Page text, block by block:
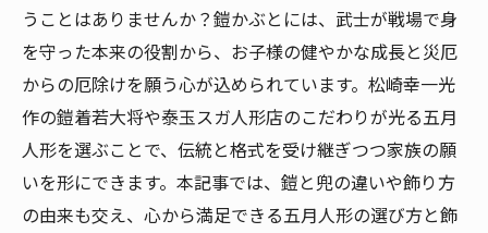
うことはありませんか？鎧かぶとには、武士が戦場で身
を守った本来の役割から、お子様の健やかな成長と災厄
からの厄除けを願う心が込められています。松崎幸一光
作の鎧着若大将や泰玉スガ人形店のこだわりが光る五月
人形を選ぶことで、伝統と格式を受け継ぎつつ家族の願
いを形にできます。本記事では、鎧と兜の違いや飾り方
の由来も交え、心から満足できる五月人形の選び方と飾